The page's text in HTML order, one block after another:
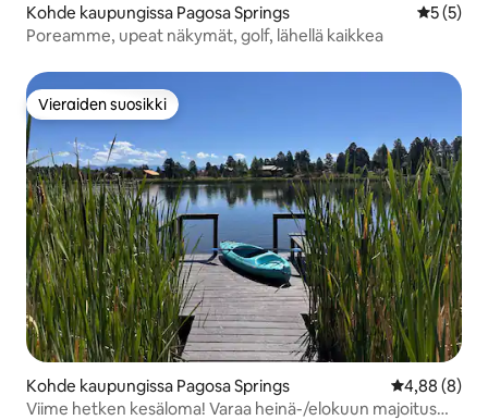
Kohde kaupungissa Pagosa Springs
5 (5)
Poreamme, upeat näkymät, golf, lähellä kaikkea
Vieraiden suosikki
Vieraiden suosikki
Kohde kaupungissa Pagosa Springs
4,88 (8)
Viime hetken kesäloma! Varaa heinä-/elokuun majoitus